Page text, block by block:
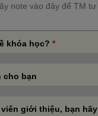
khóa học?*
cho bạn
giới thiệu, bạn hãy